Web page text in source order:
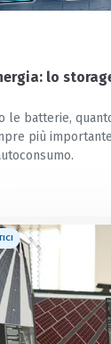
lo
le batterie,
più